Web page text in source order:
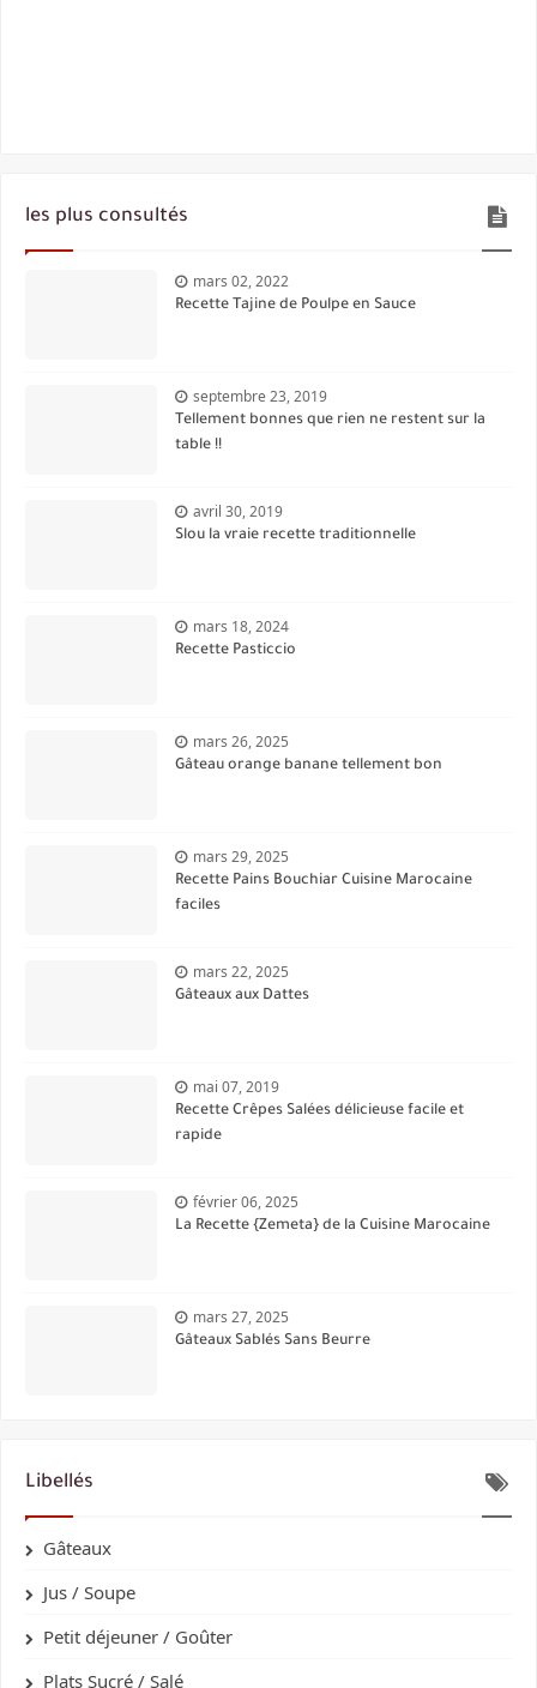
les plus consultés
mars 02, 2022
Recette Tajine de Poulpe en Sauce
septembre 23, 2019
Tellement bonnes que rien ne restent sur la
table !!
avril 30, 2019
Slou la vraie recette traditionnelle
mars 18, 2024
Recette Pasticcio
mars 26, 2025
Gâteau orange banane tellement bon
mars 29, 2025
Recette Pains Bouchiar Cuisine Marocaine
faciles
mars 22, 2025
Gâteaux aux Dattes
mai 07, 2019
Recette Crêpes Salées délicieuse facile et
rapide
février 06, 2025
La Recette {Zemeta} de la Cuisine Marocaine
mars 27, 2025
Gâteaux Sablés Sans Beurre
Libellés
Gâteaux
Jus / Soupe
Petit déjeuner / Goûter
Plats Sucré / Salé